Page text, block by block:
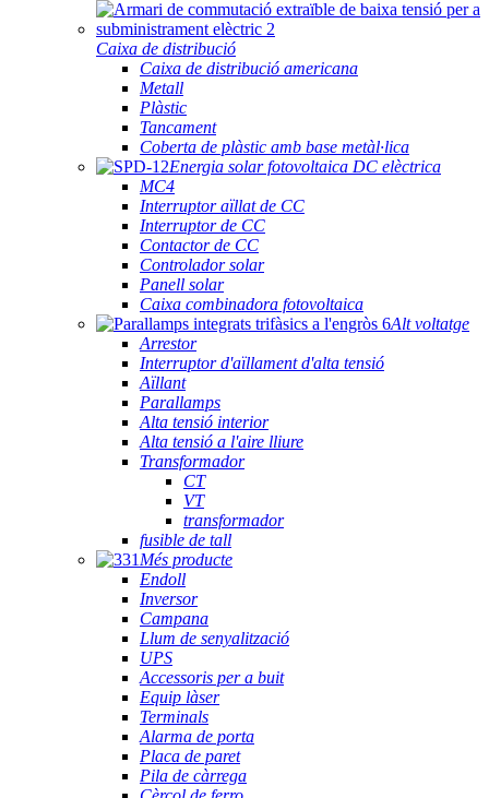
Caixa de distribució
Caixa de distribució americana
Metall
Plàstic
Tancament
Coberta de plàstic amb base metàl·lica
Energia solar fotovoltaica DC elèctrica
MC4
Interruptor aïllat de CC
Interruptor de CC
Contactor de CC
Controlador solar
Panell solar
Caixa combinadora fotovoltaica
Alt voltatge
Arrestor
Interruptor d'aïllament d'alta tensió
Aïllant
Parallamps
Alta tensió interior
Alta tensió a l'aire lliure
Transformador
CT
VT
transformador
fusible de tall
Més producte
Endoll
Inversor
Campana
Llum de senyalització
UPS
Accessoris per a buit
Equip làser
Terminals
Alarma de porta
Placa de paret
Pila de càrrega